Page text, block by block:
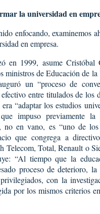
la universidad en
enfocando, examinemos
en empresa.
en 1999, asume
ministros de Educación de
un “proceso de
entre titulados de los
“adaptar los estudios
impuso previamente
no en vano, es “uno de
que congrega a
Telecom, Total, Renault o
“Al tiempo que la
proceso de deterioro,
con la
por los mismos criterios